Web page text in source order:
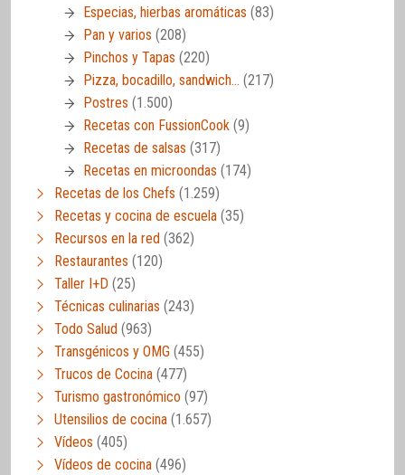
Especias, hierbas aromáticas (83)
Pan y varios (208)
Pinchos y Tapas (220)
Pizza, bocadillo, sandwich… (217)
Postres (1.500)
Recetas con FussionCook (9)
Recetas de salsas (317)
Recetas en microondas (174)
Recetas de los Chefs (1.259)
Recetas y cocina de escuela (35)
Recursos en la red (362)
Restaurantes (120)
Taller I+D (25)
Técnicas culinarias (243)
Todo Salud (963)
Transgénicos y OMG (455)
Trucos de Cocina (477)
Turismo gastronómico (97)
Utensilios de cocina (1.657)
Vídeos (405)
Vídeos de cocina (496)